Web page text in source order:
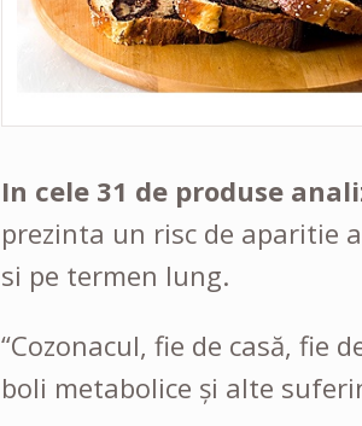
In cele 31 de produse
prezinta un risc de aparitie
si pe termen lung.
“Cozonacul, fie de casă, fie
boli metabolice și alte